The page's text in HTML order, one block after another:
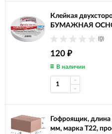
Клейкая
БУМАЖНАЯ
(0)
120 ₽
В наличии
Гофроящик,
мм, марка Т22,